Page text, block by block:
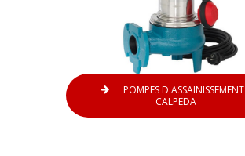
POMPES D'ASSAINISSEMENT
CALPEDA